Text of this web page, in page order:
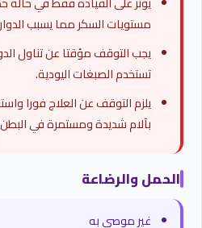
مستويات السكر مما يسبب الدوار
يجب التوقف مؤقتا عن تناول
تستخدم الصبغات اليودية.
يلزم التوقف عن العلاج فورا
بآلام شديدة ومستمرة في البطن
الحمل والرضاعة
غير موصى به